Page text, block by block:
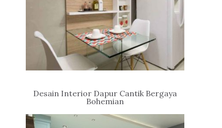
Desain Interior Dapur Cantik Bergaya
Bohemian